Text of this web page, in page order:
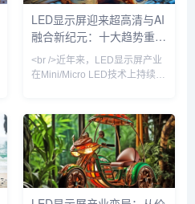
厂商，均在近期相继发布了针对
商业显示与高端家用市场的
Micro LED新品，其中110英寸
LED显示屏迎来超高清与AI
融合新纪元：十大趋势重塑
数字视觉生态
<br />近年来，LED显示屏产业
在Mini/Micro LED技术上持续突
率超过99.9%，间距低于P0.3的
超微显示屏开始进入高端商用市
场。同时，巨量转移技术效率提
升十倍以上，使得大尺寸超高清
LED显示面板的成本下降约
40%。此外，COB封装与